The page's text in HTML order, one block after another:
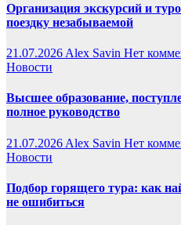
Организация экскурсий и
поездку незабываемой
21.07.2026 Alex Savin Нет
Новости
Высшее образование,
полное руководство
21.07.2026 Alex Savin Нет
Новости
Подбор горящего тура: как
не ошибиться